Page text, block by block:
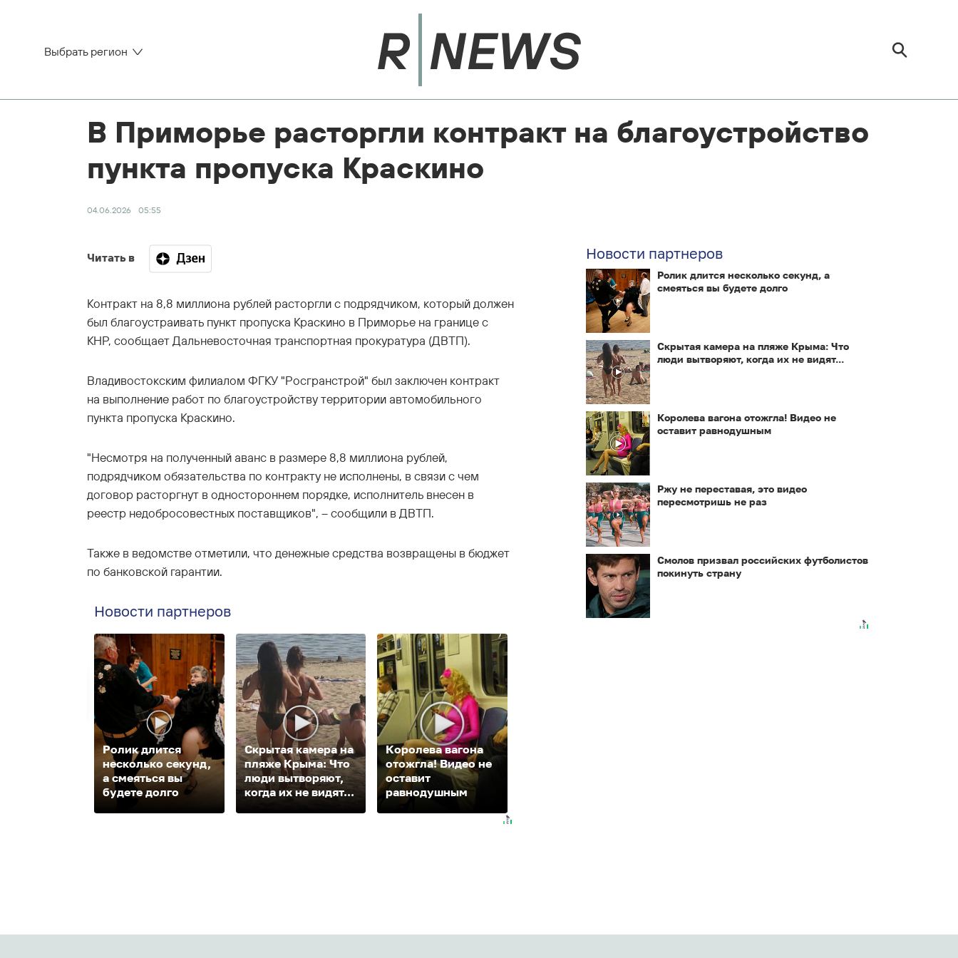
Выбрать регион
В Приморье расторгли контракт на благоустройство
пункта пропуска Краскино
04.06.2026 05:55
Читать в
Контракт на 8,8 миллиона рублей расторгли с подрядчиком, который должен
был благоустраивать пункт пропуска Краскино в Приморье на границе с
КНР, сообщает Дальневосточная транспортная прокуратура (ДВТП).
Владивостокским филиалом ФГКУ "Росгранcтрой" был заключен контракт
на выполнение работ по благоустройству территории автомобильного
пункта пропуска Краскино.
"Несмотря на полученный аванс в размере 8,8 миллиона рублей,
подрядчиком обязательства по контракту не исполнены, в связи с чем
договор расторгнут в одностороннем порядке, исполнитель внесен в
реестр недобросовестных поставщиков", – сообщили в ДВТП.
Также в ведомстве отметили, что денежные средства возвращены в бюджет
по банковской гарантии.
Новости партнеров
Ролик длится
несколько секунд,
а смеяться вы
будете долго
Скрытая камера на
пляже Крыма: Что
люди вытворяют,
когда их не видят...
Королева вагона
отожгла! Видео не
оставит
равнодушным
Новости партнеров
Ролик длится несколько секунд, а
смеяться вы будете долго
Скрытая камера на пляже Крыма: Что
люди вытворяют, когда их не видят...
Королева вагона отожгла! Видео не
оставит равнодушным
Ржу не переставая, это видео
пересмотришь не раз
Смолов призвал российских футболистов
покинуть страну